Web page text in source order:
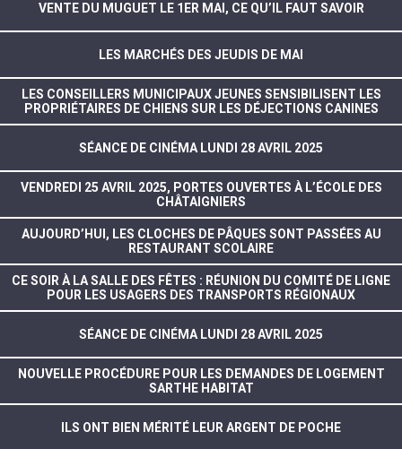
VENTE DU MUGUET LE 1ER MAI, CE QU’IL FAUT SAVOIR
LES MARCHÉS DES JEUDIS DE MAI
LES CONSEILLERS MUNICIPAUX JEUNES SENSIBILISENT LES
PROPRIÉTAIRES DE CHIENS SUR LES DÉJECTIONS CANINES
SÉANCE DE CINÉMA LUNDI 28 AVRIL 2025
VENDREDI 25 AVRIL 2025, PORTES OUVERTES À L’ÉCOLE DES
CHÂTAIGNIERS
AUJOURD’HUI, LES CLOCHES DE PÂQUES SONT PASSÉES AU
RESTAURANT SCOLAIRE
CE SOIR À LA SALLE DES FÊTES : RÉUNION DU COMITÉ DE LIGNE
POUR LES USAGERS DES TRANSPORTS RÉGIONAUX
SÉANCE DE CINÉMA LUNDI 28 AVRIL 2025
NOUVELLE PROCÉDURE POUR LES DEMANDES DE LOGEMENT
SARTHE HABITAT
ILS ONT BIEN MÉRITÉ LEUR ARGENT DE POCHE